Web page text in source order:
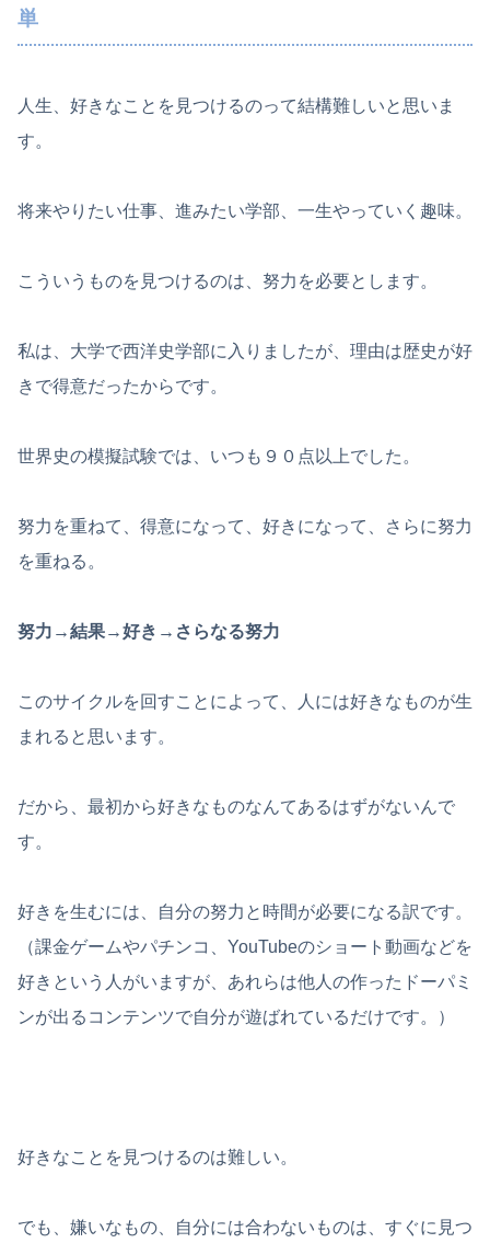
単
人生、好きなことを見つけるのって結構難しいと思いま
す。
将来やりたい仕事、進みたい学部、一生やっていく趣味。
こういうものを見つけるのは、努力を必要とします。
私は、大学で西洋史学部に入りましたが、理由は歴史が好
きで得意だったからです。
世界史の模擬試験では、いつも９０点以上でした。
努力を重ねて、得意になって、好きになって、さらに努力
を重ねる。
努力→結果→好き→さらなる努力
このサイクルを回すことによって、人には好きなものが生
まれると思います。
だから、最初から好きなものなんてあるはずがないんで
す。
好きを生むには、自分の努力と時間が必要になる訳です。
（課金ゲームやパチンコ、YouTubeのショート動画などを
好きという人がいますが、あれらは他人の作ったドーパミ
ンが出るコンテンツで自分が遊ばれているだけです。）
好きなことを見つけるのは難しい。
でも、嫌いなもの、自分には合わないものは、すぐに見つ